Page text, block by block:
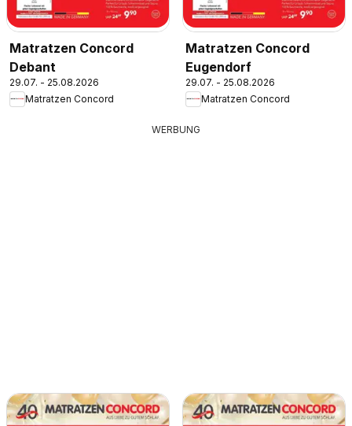
Matratzen Concord
Debant
29.07. - 25.08.2026
Matratzen Concord
Matratzen Concord
Eugendorf
29.07. - 25.08.2026
Matratzen Concord
WERBUNG